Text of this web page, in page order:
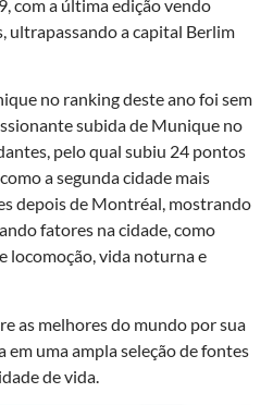
com a última edição vendo
ultrapassando a capital Berlim
no ranking deste ano foi sem
subida de Munique no
pelo qual subiu 24 pontos
a segunda cidade mais
depois de Montréal, mostrando
fatores na cidade, como
locomoção, vida noturna e
as melhores do mundo por sua
em uma ampla seleção de fontes
de vida.